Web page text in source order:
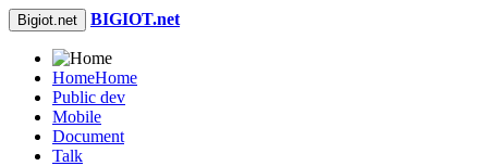
Bigiot.net BIGIOT.net
HomeHome
Public dev
Mobile
Document
Talk